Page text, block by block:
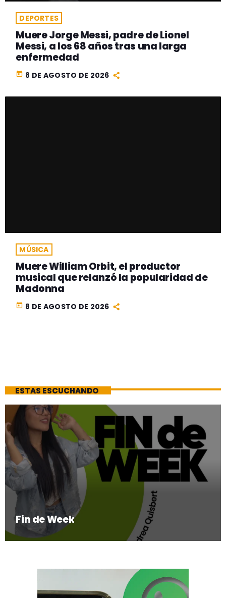
DEPORTES
Muere Jorge Messi, padre de Lionel
Messi, a los 68 años tras una larga
enfermedad
today 8 DE AGOSTO DE 2026
MÚSICA
Muere William Orbit, el productor
musical que relanzó la popularidad de
Madonna
today 8 DE AGOSTO DE 2026
ESTAS ESCUCHANDO
Fin de Week